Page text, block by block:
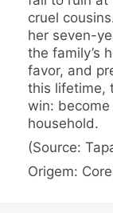
cruel
her seven-
the family’s
favor, and
this lifetime,
win:
household.
(Source:
Origem: